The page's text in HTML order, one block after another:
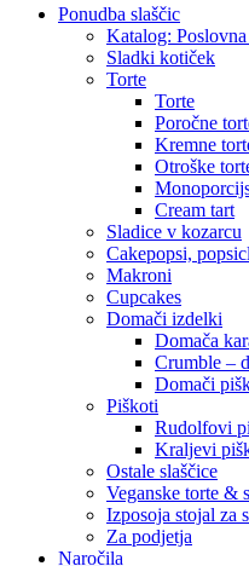
Close
Ponudba slaščic
Katalog:
Sladki kotiček
Torte
Torte
Poročne
Kremne
Otroške
Cream tart
Sladice v kozarcu
Cakepopsi,
Makroni
Cupcakes
Domači izdelki
Domača
Crumble –
Domači
Piškoti
Rudolfovi
Kraljevi
Ostale slaščice
Veganske torte &
Izposoja stojal za
Za podjetja
Naročila